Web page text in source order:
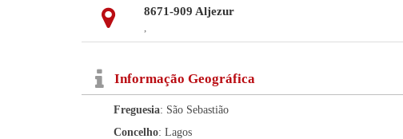
8671-909 Aljezur
,
Informação Geográfica
Freguesia: São Sebastião
Concelho: Lagos